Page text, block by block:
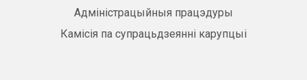
Адміністрацыйныя працэдуры
Камісія па супрацьдзеянні карупцыі